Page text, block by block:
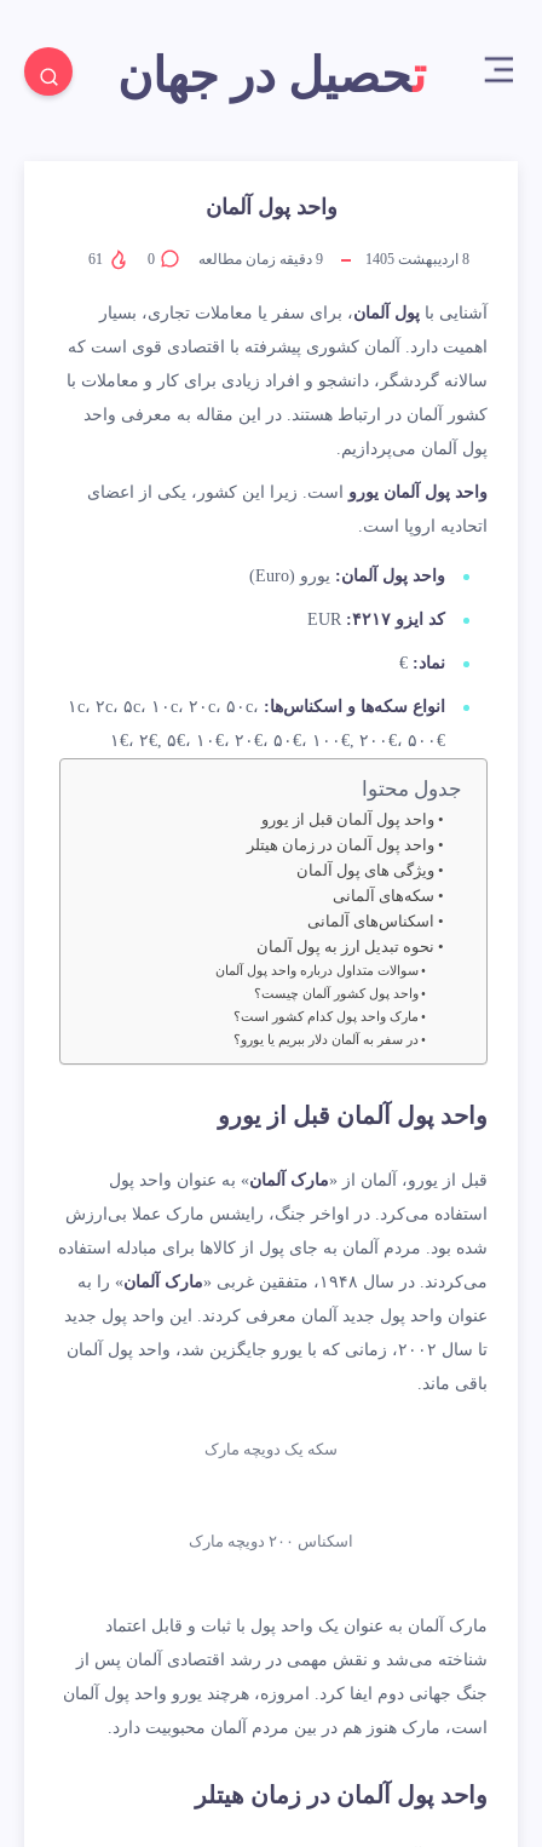
تحصیل در جهان
واحد پول آلمان
8 اردیبهشت 1405 9 دقیقه زمان مطالعه 0
آشنایی با پول آلمان، برای سفر یا معاملات تجاری، بسیار
اهمیت دارد. آلمان کشوری پیشرفته با اقتصادی قوی است که
سالانه گردشگر، دانشجو و افراد زیادی برای کار و معاملات با
کشور آلمان در ارتباط هستند. در این مقاله به معرفی واحد
پول آلمان می‌پردازیم.
واحد پول آلمان یورو است. زیرا این کشور، یکی از اعضای
اتحادیه اروپا است.
واحد پول آلمان: یورو (Euro)
کد ایزو ۴۲۱۷:
نماد: €
انواع سکه‌ها و اسکناس‌ها: ۱c، ۲c، ۵c، ۱۰c، ۲۰c، ۵۰c،
۱€، ۲€, ۵€، ۱۰€، ۲۰€، ۵۰€، ۱۰۰€, ۲۰۰€، ۵۰۰€
جدول محتوا
واحد پول آلمان قبل از یورو
واحد پول آلمان در زمان هیتلر
ویژگی های پول آلمان
سکه‌های آلمانی
اسکناس‌های آلمانی
نحوه تبدیل ارز به پول آلمان
سوالات متداول درباره واحد پول آلمان
واحد پول کشور آلمان چیست؟
مارک واحد پول کدام کشور است؟
در سفر به آلمان دلار ببریم یا یورو؟
واحد پول آلمان قبل از یورو
قبل از یورو، آلمان از «مارک آلمان» به عنوان واحد پول
استفاده می‌کرد. در اواخر جنگ، رایشس مارک عملا بی‌ارزش
شده بود. مردم آلمان به جای پول از کالاها برای مبادله استفاده
می‌کردند. در سال ۱۹۴۸، متفقین غربی «
مارک آلمان» را به
عنوان واحد پول جدید آلمان معرفی کردند. این واحد پول جدید
تا سال ۲۰۰۲، زمانی که با یورو جایگزین شد، واحد پول آلمان
باقی ماند.
سکه یک دویچه مارک
اسکناس ۲۰۰ دویچه مارک
مارک آلمان به عنوان یک واحد پول با ثبات و قابل اعتماد
شناخته می‌شد و نقش مهمی در رشد اقتصادی آلمان پس از
جنگ جهانی دوم ایفا کرد. امروزه، هرچند یورو واحد پول آلمان
است، مارک هنوز هم در بین مردم آلمان محبوبیت دارد.
واحد پول آلمان در زمان هیتلر